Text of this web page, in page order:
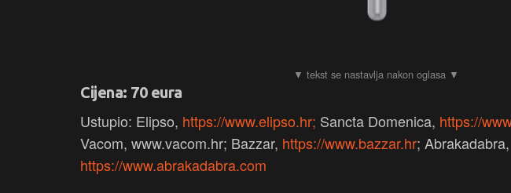
Cijena: 70 eura
Ustupio: Elipso, https://www.elipso.hr; Sancta Domenica, https://
Vacom, www.vacom.hr; Bazzar, https://www.bazzar.hr; Abrakadabra,
https://www.abrakadabra.com